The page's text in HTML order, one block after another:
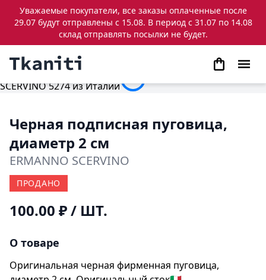
Уважаемые покупатели, все заказы оплаченные после
29.07 будут отправлены с 15.08. В период с 31.07 по 14.08
склад отправлять посылки не будет.
Черная подписная пуговица,
диаметр 2 см
ERMANNO SCERVINO
ПРОДАНО
100.00 ₽/ ШТ.
О товаре
Оригинальная черная фирменная пуговица,